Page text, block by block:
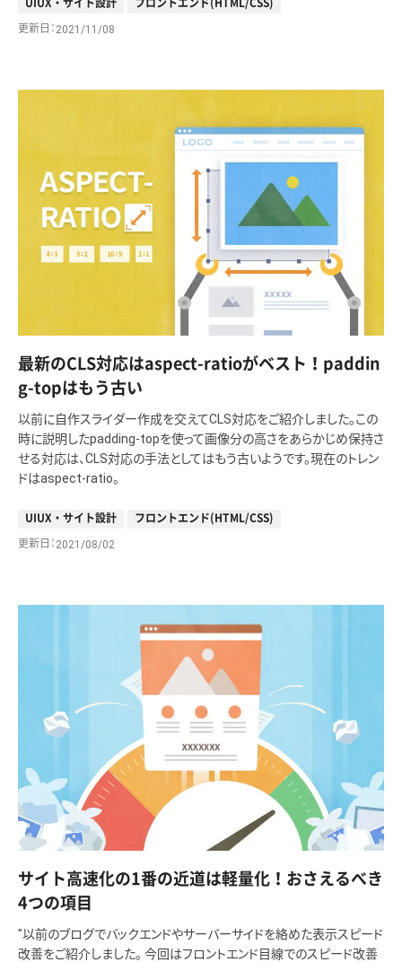
UIUX・サイト設計 フロントエンド(HTML/CSS)
更新日 2021/11/08
最新のCLS対応はaspect-ratioがベスト！paddin
g-topはもう古い
以前に自作スライダー作成を交えてCLS対応をご紹介しました。この
時に説明したpadding-topを使って画像分の高さをあらかじめ保持さ
せる対応は、CLS対応の手法としてはもう古いようです。現在のトレン
ドはaspect-ratio。
UIUX・サイト設計 フロントエンド(HTML/CSS)
更新日 2021/08/02
サイト高速化の1番の近道は軽量化！おさえるべき
4つの項目
"以前のブログでバックエンドやサーバーサイドを絡めた表示スピード
改善をご紹介しました。 今回はフロントエンド目線でのスピード改善